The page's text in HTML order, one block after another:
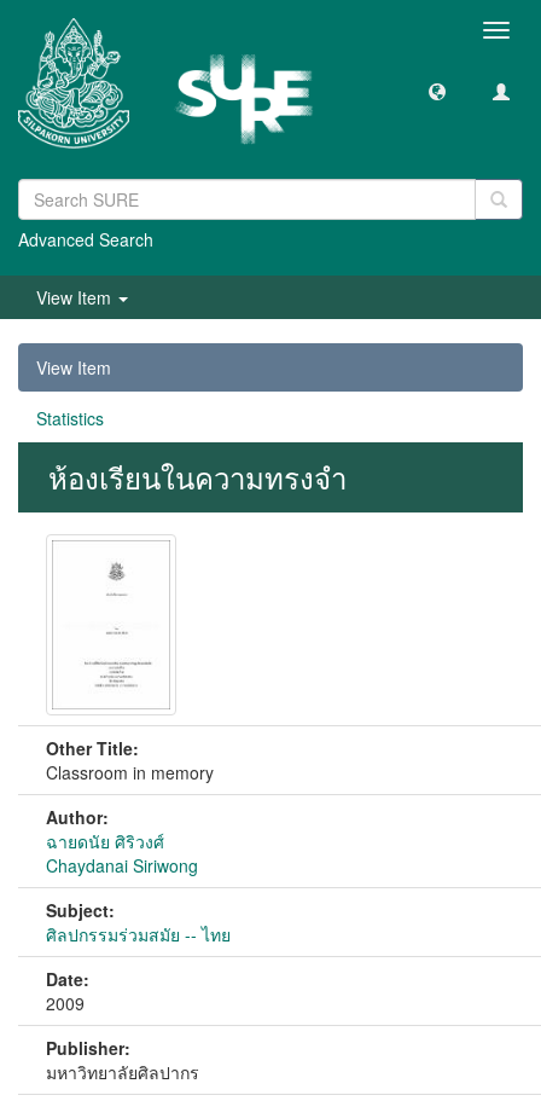
Advanced Search
View Item
View Item
Statistics
ห้องเรียนในความทรงจำ
Other Title:
Classroom in memory
Author:
ฉายดนัย ศิริวงศ์
Chaydanai Siriwong
Subject:
ศิลปกรรมร่วมสมัย -- ไทย
Date:
2009
Publisher:
มหาวิทยาลัยศิลปากร